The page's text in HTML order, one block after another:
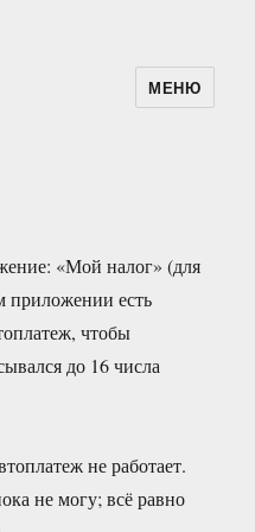
МЕНЮ
«Мой налог» (для
приложении есть
чтобы
до 16 числа
не работает.
не могу; всё равно